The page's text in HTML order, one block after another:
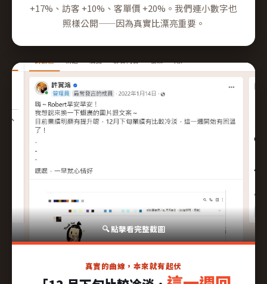
+17%、訪客 +10%、客單價 +20%。我們連小數字也
照樣公開——因為真實比漂亮重要。
真實的曲線，本來就有起伏